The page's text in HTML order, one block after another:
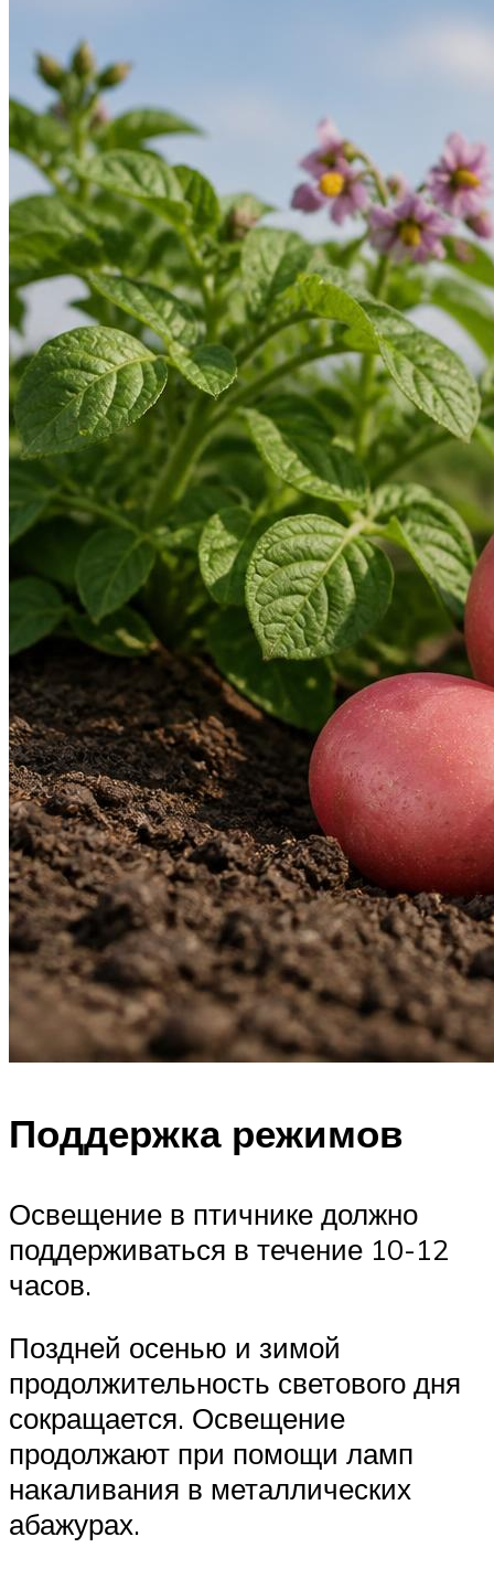
Поддержка режимов
Освещение в птичнике должно
поддерживаться в течение 10-12
часов.
Поздней осенью и зимой
продолжительность светового дня
сокращается. Освещение
продолжают при помощи ламп
накаливания в металлических
абажурах.